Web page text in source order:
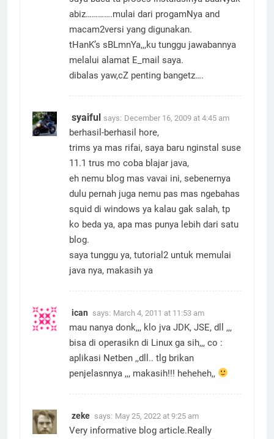
abiz………….mulai dari progamNya and
macam2versi yang digunakan.
tHanK’s sBLmnYa,,,ku tunggu jawabannya
melalui alamat E_mail saya.
dibalas yaw,cZ penting bangetz….
syaiful says: December 16, 2009 at 4:45 am
berhasil-berhasil hore,
trims ya mas rifai, saya baru nginstal suse
11.1 trus mo coba blajar java,
eh nemu blog mas vavai ini, sebenernya
dulu pernah juga nemu pas mas ngebahas
squid di windows ya kalau gak salah, tp
ko beda ya, apa mas punya lebih dari satu
blog.
saya tunggu ya, tutorial2 untuk memulai
java nya, makasih ya
ican says: March 4, 2011 at 11:53 am
mau nanya donk,,, klo jva JDK, JSE, dll ,,,
bisa di operasikn di Linux ga sih,,, co :
aplikasi Netben ,,dll.. tlg brikan
penjelasnnya ,,, makasih!!! heheheh,,
zeke says: May 25, 2022 at 9:25 am
Very informative blog article.Really